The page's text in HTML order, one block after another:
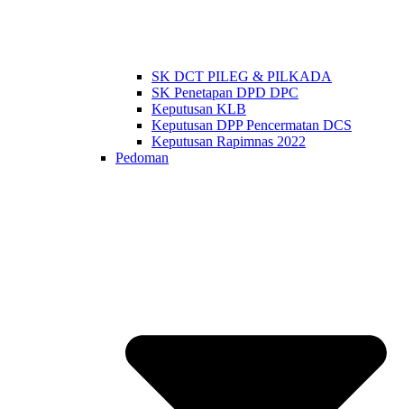
SK DCT PILEG & PILKADA
SK Penetapan DPD DPC
Keputusan KLB
Keputusan DPP Pencermatan DCS
Keputusan Rapimnas 2022
Pedoman